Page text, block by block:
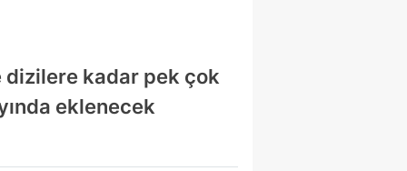
dizilere kadar pek çok
eklenecek